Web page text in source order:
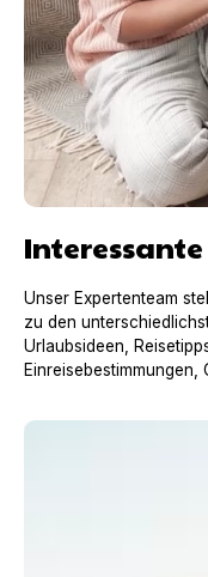
Unser Expertenteam
zu den
Urlaubsideen,
Einreisebestimmungen,
Urlaub mit Hund im